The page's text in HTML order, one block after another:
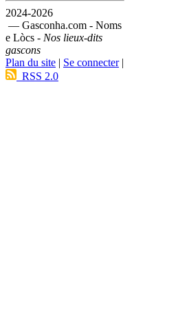
2024-2026
— Gasconha.com - Noms
e Lòcs - Nos lieux-dits
gascons
Plan du site | Se connecter|
RSS 2.0